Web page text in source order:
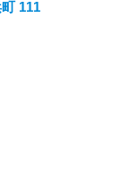
111